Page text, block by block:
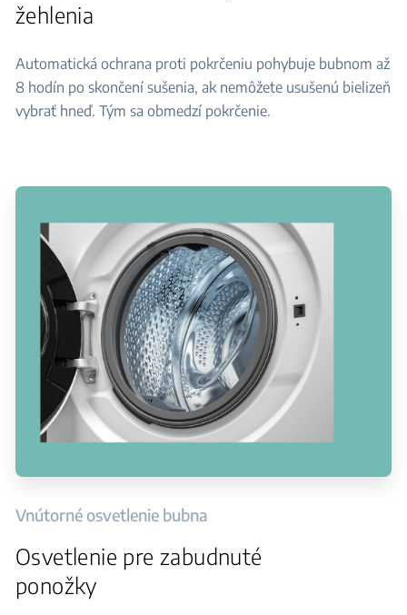
žehlenia
Automatická ochrana proti pokrčeniu pohybuje bubnom až
8 hodín po skončení sušenia, ak nemôžete usušenú bielizeň
vybrať hneď. Tým sa obmedzí pokrčenie.
Vnútorné osvetlenie bubna
Osvetlenie pre zabudnuté
ponožky